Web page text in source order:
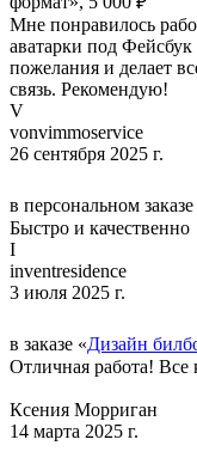
Мне понравилось
аватарки под
пожелания и делает
связь. Рекомендую!
V
vonvimmoservice
26 сентября 2025 г.
в персональном
Быстро и качественно
I
inventresidence
3 июля 2025 г.
в заказе «Дизайн
Отличная работа! Все
Ксения Морриган
14 марта 2025 г.